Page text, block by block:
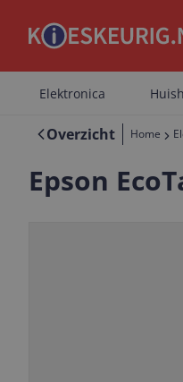
Elektronica
Overzicht Home
Epson